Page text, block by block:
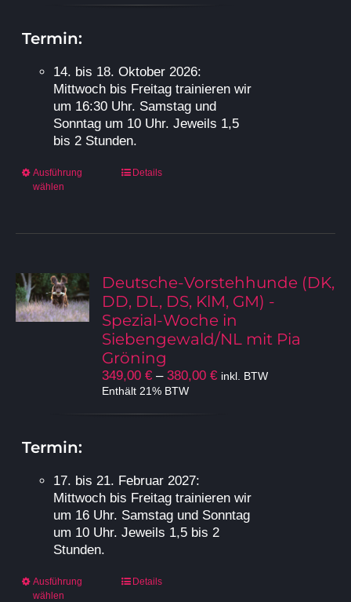
Termin:
14. bis 18. Oktober 2026:
Mittwoch bis Freitag trainieren wir
um 16:30 Uhr. Samstag und
Sonntag um 10 Uhr. Jeweils 1,5
bis 2 Stunden.
Ausführung
wählen
Dieses
Die
Optionen
können
auf
der
Produktseite
gewählt
werden
Details
Deutsche-Vorstehhunde (DK,
DD, DL, DS, KlM, GM) -
Spezial-Woche in
Siebengewald/NL mit Pia
Gröning
349,00€ –380,00€Preisspanne:
inkl. BTW
Enthält 21% BTW
Termin:
17. bis 21. Februar 2027:
Mittwoch bis Freitag trainieren wir
um 16 Uhr. Samstag und Sonntag
um 10 Uhr. Jeweils 1,5 bis 2
Stunden.
Ausführung
wählen
Dieses
Details